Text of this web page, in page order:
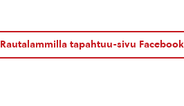
Rautalammilla tapahtuu-sivu